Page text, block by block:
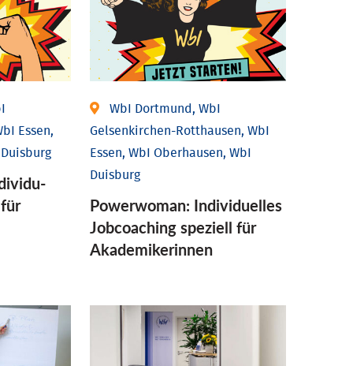
Essen,
WbI Dortmund, WbI
Gelsenkirchen-Rotthausen, WbI
Essen, WbI Oberhausen, WbI
Duisburg
Powerwoman: Individu­elles
Job­coaching speziell für
Aka­demiker­innen